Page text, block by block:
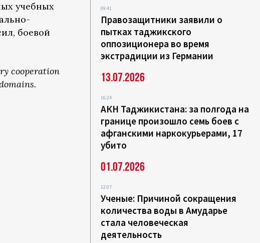
учебных
боевой
cooperation
09:41
Правозащитники заявили о
пытках таджикского
оппозиционера во время
экстрадиции из Германии
13.07.2026
16:24
АКН Таджикистана: за полгода на
границе произошло семь боев с
афганскими наркокурьерами, 17
убито
01.07.2026
12:07
Ученые: Причиной сокращения
количества воды в Амударье
стала человеческая
деятельность